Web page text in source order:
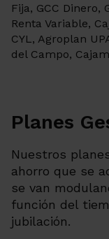
Fija, GCC Dinero,
Renta Variable,
CYL, Agroplan
del Campo,
Planes
Nuestros
ahorro que se
se van
función del
jubilación.